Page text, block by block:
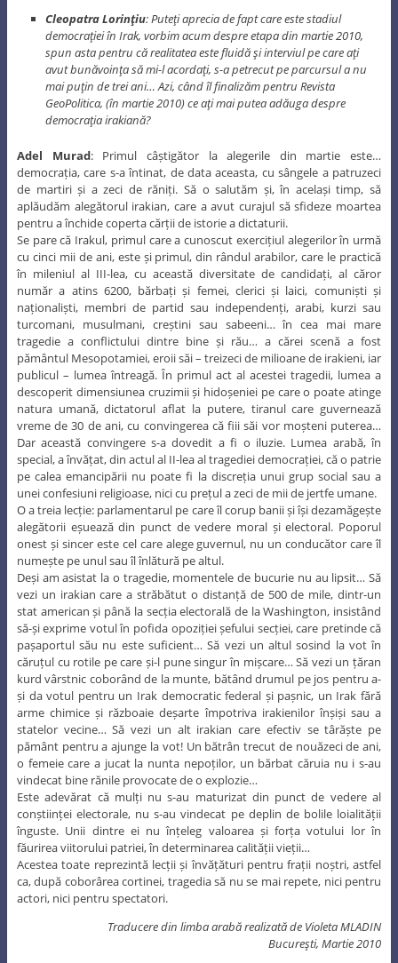
Cleopatra Lorinţiu: Puteţi aprecia de fapt care este stadiul
democraţiei în Irak, vorbim acum despre etapa din martie 2010,
spun asta pentru că realitatea este fluidă şi interviul pe care aţi
avut bunăvoinţa să mi-l acordaţi, s-a petrecut pe parcursul a nu
mai puţin de trei ani… Azi, când îl finalizăm pentru Revista
GeoPolitica, (în martie 2010) ce aţi mai putea adăuga despre
democraţia irakiană?
Adel Murad: Primul câștigător la alegerile din martie este…
democrația, care s-a întinat, de data aceasta, cu sângele a patruzeci
de martiri și a zeci de răniți. Să o salutăm și, în același timp, să
aplăudăm alegătorul irakian, care a avut curajul să sfideze moartea
pentru a închide coperta cărții de istorie a dictaturii.
Se pare că Irakul, primul care a cunoscut exercițiul alegerilor în urmă
cu cinci mii de ani, este și primul, din rândul arabilor, care le practică
în mileniul al III-lea, cu această diversitate de candidați, al căror
număr a atins 6200, bărbați și femei, clerici și laici, comuniști și
naționaliști, membri de partid sau independenți, arabi, kurzi sau
turcomani, musulmani, creștini sau sabeeni… în cea mai mare
tragedie a conflictului dintre bine și rău… a cărei scenă a fost
pământul Mesopotamiei, eroii săi – treizeci de milioane de irakieni, iar
publicul – lumea întreagă. În primul act al acestei tragedii, lumea a
descoperit dimensiunea cruzimii și hidoșeniei pe care o poate atinge
natura umană, dictatorul aflat la putere, tiranul care guvernează
vreme de 30 de ani, cu convingerea că fiii săi vor moșteni puterea…
Dar această convingere s-a dovedit a fi o iluzie. Lumea arabă, în
special, a învățat, din actul al II-lea al tragediei democrației, că o patrie
pe calea emancipării nu poate fi la discreția unui grup social sau a
unei confesiuni religioase, nici cu prețul a zeci de mii de jertfe umane.
O a treia lecție: parlamentarul pe care îl corup banii și își dezamăgește
alegătorii eșuează din punct de vedere moral și electoral. Poporul
onest și sincer este cel care alege guvernul, nu un conducător care îl
numește pe unul sau îl înlătură pe altul.
Deși am asistat la o tragedie, momentele de bucurie nu au lipsit… Să
vezi un irakian care a străbătut o distanță de 500 de mile, dintr-un
stat american și până la secția electorală de la Washington, insistând
să-și exprime votul în pofida opoziției șefului secției, care pretinde că
pașaportul său nu este suficient… Să vezi un altul sosind la vot în
căruțul cu rotile pe care și-l pune singur în mișcare… Să vezi un țăran
kurd vârstnic coborând de la munte, bătând drumul pe jos pentru a-
și da votul pentru un Irak democratic federal și pașnic, un Irak fără
arme chimice și războaie deșarte împotriva irakienilor înșiși sau a
statelor vecine… Să vezi un alt irakian care efectiv se târăște pe
pământ pentru a ajunge la vot! Un bătrân trecut de nouăzeci de ani,
o femeie care a jucat la nunta nepoților, un bărbat căruia nu i s-au
vindecat bine rănile provocate de o explozie…
Este adevărat că mulți nu s-au maturizat din punct de vedere al
conștiinței electorale, nu s-au vindecat pe deplin de bolile loialității
înguste. Unii dintre ei nu înțeleg valoarea și forța votului lor în
făurirea viitorului patriei, în determinarea calității vieții…
Acestea toate reprezintă lecții și învățături pentru frații noștri, astfel
ca, după coborârea cortinei, tragedia să nu se mai repete, nici pentru
actori, nici pentru spectatori.
Traducere din limba arabă realizată de Violeta MLADIN
Bucureşti, Martie 2010